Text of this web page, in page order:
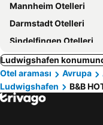
Mannheim Otelleri
Darmstadt Otelleri
Sindelfingen Otelleri
Ludwigshafen
Otel araması
Avrupa
Ludwigshafen
B&B